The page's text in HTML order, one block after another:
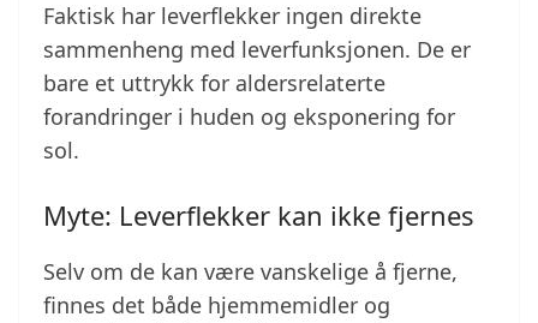
Faktisk har leverflekker ingen direkte
sammenheng med leverfunksjonen. De er
bare et uttrykk for aldersrelaterte
forandringer i huden og eksponering for
sol.
Myte: Leverflekker kan ikke fjernes
Selv om de kan være vanskelige å fjerne,
finnes det både hjemmemidler og